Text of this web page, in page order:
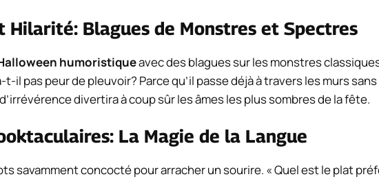
Hilarité: Blagues de Monstres et Spectres
humoristiqueavec des blagues sur les monstres
t-il pas peur de pleuvoir? Parce qu’il passe déjà à travers les murs
divertira à coup sûr les âmes les plus sombres de la fête.
La Magie de la Langue
savamment concocté pour arracher un sourire. « Quel est le plat